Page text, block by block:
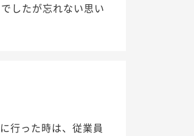
したが忘れない思い
行った時は、従業員